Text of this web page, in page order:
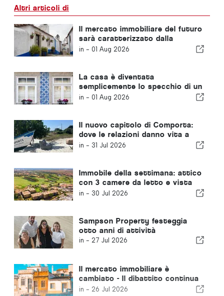
Altri articoli di
Il mercato immobiliare del futuro
sarà caratterizzato dalla
resilienza, non solo dalla
in - 01 Aug 2026
La casa è diventata
semplicemente lo specchio di un
problema più ampio in Portogallo
in - 01 Aug 2026
Il nuovo capitolo di Comporta:
dove le relazioni danno vita a
opportunità straordinarie
in - 31 Jul 2026
Immobile della settimana: attico
con 3 camere da letto e vista
sul campo da golf e sul mare a
in - 30 Jul 2026
Sampson Property festeggia
otto anni di attività
in - 27 Jul 2026
Il mercato immobiliare è
cambiato - Il dibattito continua
a guardarsi al passato
in - 26 Jul 2026